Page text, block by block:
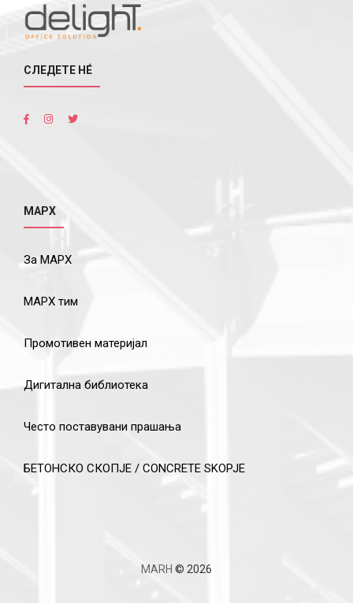
СЛЕДЕТЕ НÉ
МАРХ
За МАРХ
МАРХ тим
Промотивен материјал
Дигитална библиотека
Често поставувани прашања
БЕТОНСКО СКОПЈЕ / CONCRETE SKOPJE
MARH © 2026